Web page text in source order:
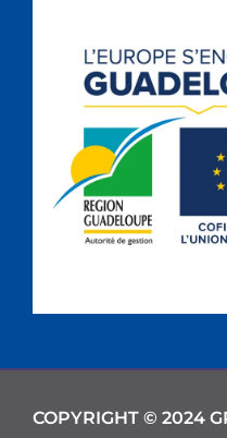
COPYRIGHT © 2024